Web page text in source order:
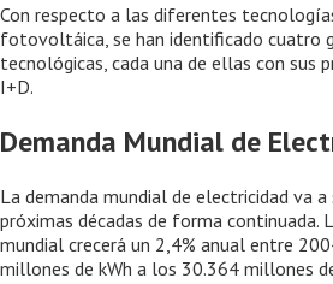
Con respecto a las diferentes
fotovoltáica, se han identificado cuatro
tecnológicas, cada una de ellas con sus
I+D.
Demanda Mundial de
La demanda mundial de electricidad va
próximas décadas de forma continuada.
mundial crecerá un 2,4% anual entre
millones de kWh a los 30.364 millones